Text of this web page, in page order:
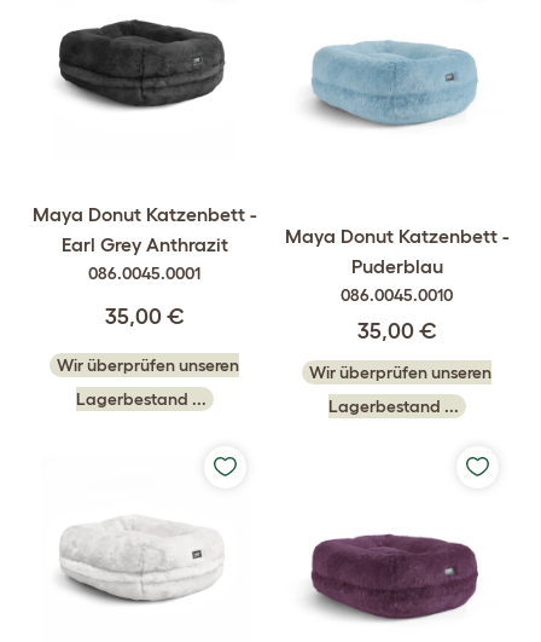
Maya Donut Katzenbett -
Earl Grey Anthrazit
086.0045.0001
35,00 €
Wir überprüfen unseren
Lagerbestand ...
Maya Donut Katzenbett -
Puderblau
086.0045.0010
35,00 €
Wir überprüfen unseren
Lagerbestand ...